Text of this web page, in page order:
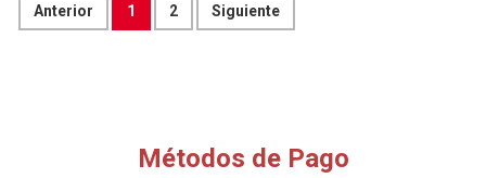
Anterior 1 2 Siguiente
Métodos de Pago